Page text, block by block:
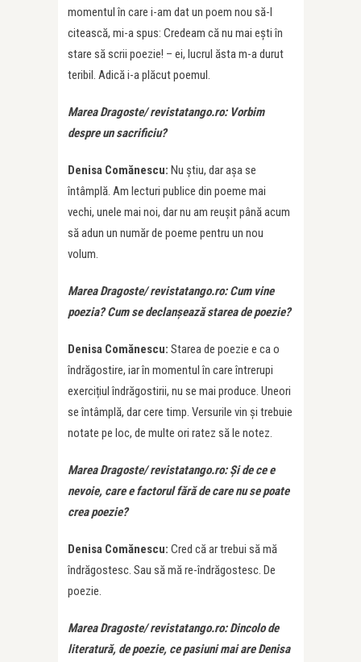
momentul în care i-am dat un poem nou să-l
citească, mi-a spus: Credeam că nu mai ești în
stare să scrii poezie! – ei, lucrul ăsta m-a durut
teribil. Adică i-a plăcut poemul.
Marea Dragoste/ revistatango.ro: Vorbim
despre un sacrificiu?
Denisa Comănescu: Nu știu, dar așa se
întâmplă. Am lecturi publice din poeme mai
vechi, unele mai noi, dar nu am reușit până acum
să adun un număr de poeme pentru un nou
volum.
Marea Dragoste/ revistatango.ro: Cum vine
poezia? Cum se declanșează starea de poezie?
Denisa Comănescu: Starea de poezie e ca o
îndrăgostire, iar în momentul în care întrerupi
exercițiul îndrăgostirii, nu se mai produce. Uneori
se întâmplă, dar cere timp. Versurile vin și trebuie
notate pe loc, de multe ori ratez să le notez.
Marea Dragoste/ revistatango.ro: Și de ce e
nevoie, care e factorul fără de care nu se poate
crea poezie?
Denisa Comănescu: Cred că ar trebui să mă
îndrăgostesc. Sau să mă re-îndrăgostesc. De
poezie.
Marea Dragoste/ revistatango.ro: Dincolo de
literatură, de poezie, ce pasiuni mai are Denisa